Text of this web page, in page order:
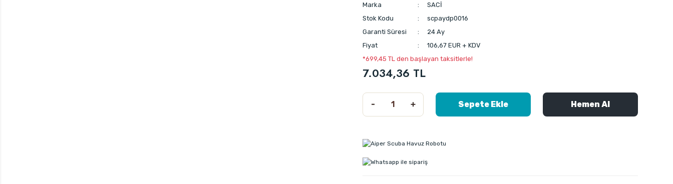
Marka
SACİ
Stok Kodu
scpaydp0016
Garanti Süresi
24 Ay
Fiyat
106,67 EUR + KDV
*699,45 TL den başlayan taksitlerle!
7.034,36 TL
Sepete Ekle Hemen Al